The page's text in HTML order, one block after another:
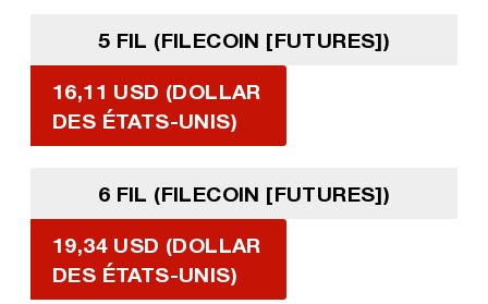
5 FIL (FILECOIN [FUTURES])
16,11 USD (DOLLAR
DES ÉTATS-UNIS)
6 FIL (FILECOIN [FUTURES])
19,34 USD (DOLLAR
DES ÉTATS-UNIS)